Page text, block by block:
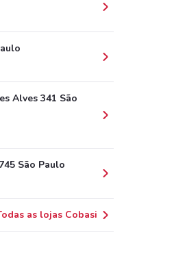
Alves 341 São
São Paulo
as lojas Cobasi